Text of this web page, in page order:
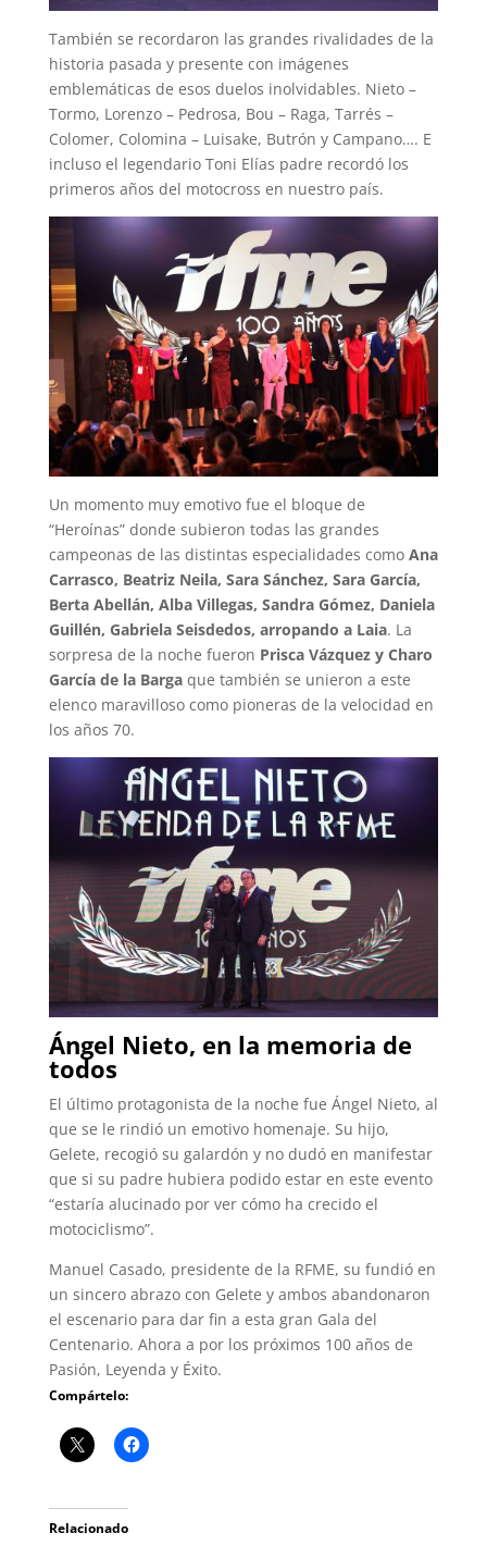
También se recordaron las grandes rivalidades de la
historia pasada y presente con imágenes
emblemáticas de esos duelos inolvidables. Nieto –
Tormo, Lorenzo – Pedrosa, Bou – Raga, Tarrés –
Colomer, Colomina – Luisake, Butrón y Campano…. E
incluso el legendario Toni Elías padre recordó los
primeros años del motocross en nuestro país.
Un momento muy emotivo fue el bloque de
“Heroínas” donde subieron todas las grandes
campeonas de las distintas especialidades como Ana
Carrasco, Beatriz Neila, Sara Sánchez, Sara García,
Berta Abellán, Alba Villegas, Sandra Gómez, Daniela
Guillén, Gabriela Seisdedos, arropando a Laia. La
sorpresa de la noche fueron Prisca Vázquez y Charo
García de la Bargaque también se unieron a este
elenco maravilloso como pioneras de la velocidad en
los años 70.
Ángel Nieto, en la memoria de
todos
El último protagonista de la noche fue Ángel Nieto, al
que se le rindió un emotivo homenaje. Su hijo,
Gelete, recogió su galardón y no dudó en manifestar
que si su padre hubiera podido estar en este evento
“estaría alucinado por ver cómo ha crecido el
motociclismo”.
Manuel Casado, presidente de la RFME, su fundió en
un sincero abrazo con Gelete y ambos abandonaron
el escenario para dar fin a esta gran Gala del
Centenario. Ahora a por los próximos 100 años de
Pasión, Leyenda y Éxito.
Compártelo:
Relacionado